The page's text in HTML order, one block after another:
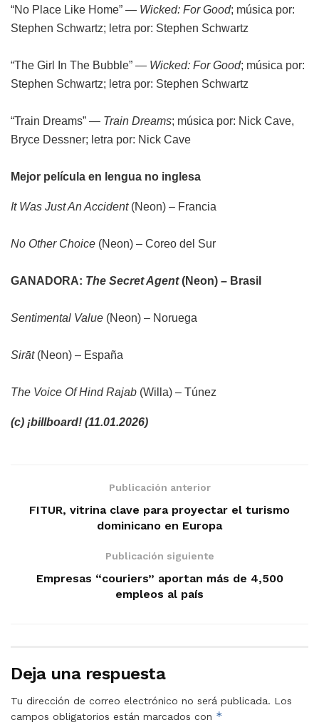
“No Place Like Home” — Wicked: For Good; música por:
Stephen Schwartz; letra por: Stephen Schwartz
“The Girl In The Bubble” — Wicked: For Good; música por:
Stephen Schwartz; letra por: Stephen Schwartz
“Train Dreams” — Train Dreams; música por: Nick Cave,
Bryce Dessner; letra por: Nick Cave
Mejor película en lengua no inglesa
It Was Just An Accident (Neon) – Francia
No Other Choice (Neon) – Coreo del Sur
GANADORA: The Secret Agent(Neon) – Brasil
Sentimental Value (Neon) – Noruega
Sirāt(Neon) – España
The Voice Of Hind Rajab (Willa) – Túnez
(c) ¡billboard! (11.01.2026)
Publicación anterior
FITUR, vitrina clave para proyectar el turismo
dominicano en Europa
Publicación siguiente
Empresas “couriers” aportan más de 4,500
empleos al país
Deja una respuesta
Tu dirección de correo electrónico no será publicada. Los
campos obligatorios están marcados con *